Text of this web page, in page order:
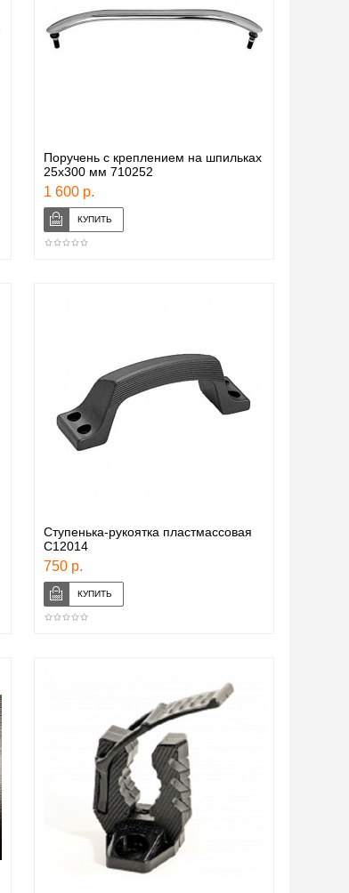
Поручень с креплением на шпильках
25х300 мм 710252
1 600 р.
Ступенька-рукоятка пластмассовая
C12014
750 р.